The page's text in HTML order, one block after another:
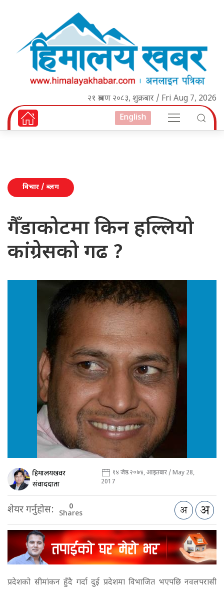
२१ श्रावण २०८३, शुक्रबार / Fri Aug 7, 2026
English
विचार / ब्लग
गैँडाकोटमा किन हल्लियो
कांग्रेसको गढ ?
हिमालयखवर
संवाददाता
१४ जेष्ठ २०७४, आइतबार / May 28,
2017
शेयर गर्नुहोस: 0
Shares
प्रदेशको सीमांकन हुँदै गर्दा दुई प्रदेशमा विभाजित भएपछि नवलपरासी